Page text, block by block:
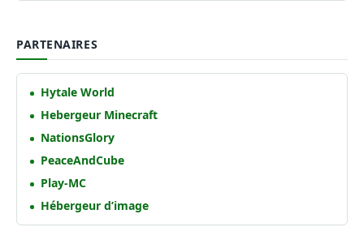
PARTENAIRES
Hytale World
Hebergeur Minecraft
NationsGlory
PeaceAndCube
Play-MC
Hébergeur d’image